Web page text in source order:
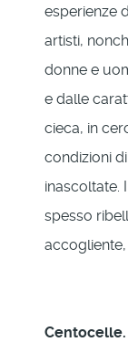
esperienze
artisti,
donne e
e dalle
cieca, in
condizioni
inascoltate.
spesso
accogliente,